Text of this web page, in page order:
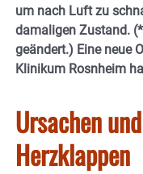
um nach Luft zu
damaligen Zustand.
geändert.) Eine neue
Klinikum Rosnheim
Ursachen
Herzklappen